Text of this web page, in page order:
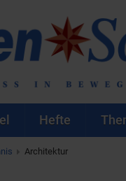
Hefte
Architektur